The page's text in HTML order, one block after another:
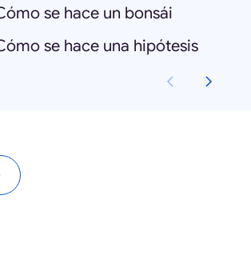
se hace un bonsái
se hace una hipótesis